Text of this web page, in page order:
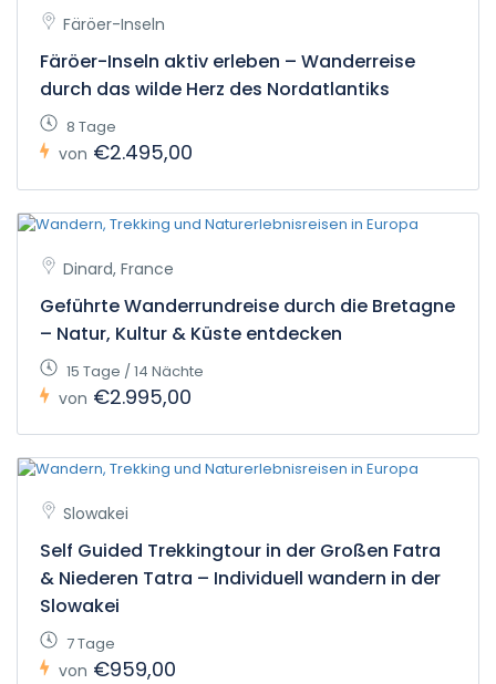
Färöer-Inseln
Färöer-Inseln aktiv erleben – Wanderreise
durch das wilde Herz des Nordatlantiks
8 Tage
von €2.495,00
Dinard, France
Geführte Wanderrundreise durch die Bretagne
– Natur, Kultur & Küste entdecken
15 Tage / 14 Nächte
von €2.995,00
Slowakei
Self Guided Trekkingtour in der Großen Fatra
& Niederen Tatra – Individuell wandern in der
Slowakei
7 Tage
von €959,00